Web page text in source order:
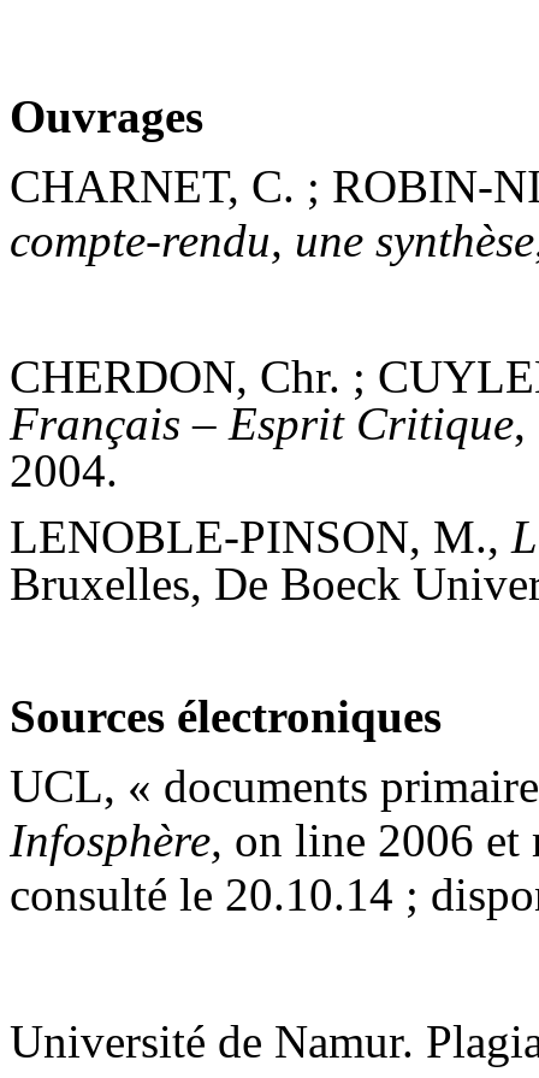
Ouvrages
CHARNET, C. ; ROBIN-
compte-rendu, une synthèse
CHERDON, Chr. ;
Français – Esprit Critique,
2004.
LENOBLE-PINSON, M.,
Bruxelles, De Boeck
Sources électroniques
UCL, « documents
Infosphère, on line 2006 et
consulté le 20.10.14 ;
Université de Namur.